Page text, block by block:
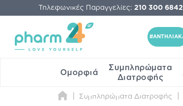
Τηλεφωνικές Παραγγελίες: 210 300 6842
Ομορφιά
Συμπληρώματα
Διατροφής
Συμπληρώματα Διατροφής